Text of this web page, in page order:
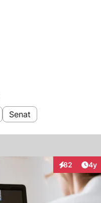
Senat
82
Interaktionen
4y